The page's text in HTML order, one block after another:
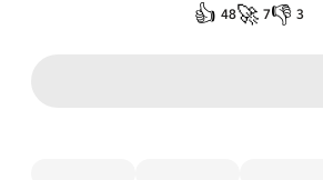
👍 48🚀 7👎 3